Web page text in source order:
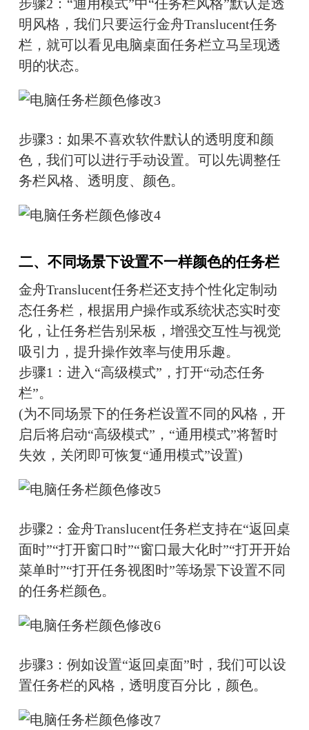
步骤2：“通用模式”中“任务栏风格”默认是透
明风格，我们只要运行金舟Translucent任务
栏，就可以看见电脑桌面任务栏立马呈现透
明的状态。
步骤3：如果不喜欢软件默认的透明度和颜
色，我们可以进行手动设置。可以先调整任
务栏风格、透明度、颜色。
二、不同场景下设置不一样颜色的任务栏
金舟Translucent任务栏还支持个性化定制动
态任务栏，根据用户操作或系统状态实时变
化，让任务栏告别呆板，增强交互性与视觉
吸引力，提升操作效率与使用乐趣。
步骤1：进入“高级模式”，打开“动态任务
栏”。
(为不同场景下的任务栏设置不同的风格，开
启后将启动“高级模式”，“通用模式”将暂时
失效，关闭即可恢复“通用模式”设置)
步骤2：金舟Translucent任务栏支持在“返回桌
面时”“打开窗口时”“窗口最大化时”“打开开始
菜单时”“打开任务视图时”等场景下设置不同
的任务栏颜色。
步骤3：例如设置“返回桌面”时，我们可以设
置任务栏的风格，透明度百分比，颜色。